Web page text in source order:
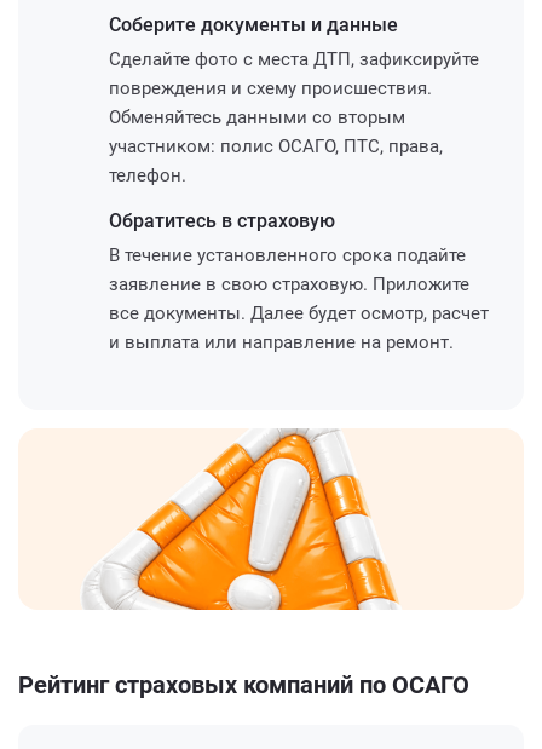
Соберите документы и данные
Сделайте фото с места ДТП, зафиксируйте
повреждения и схему происшествия.
Обменяйтесь данными со вторым
участником: полис ОСАГО, ПТС, права,
телефон.
Обратитесь в страховую
В течение установленного срока подайте
заявление в свою страховую. Приложите
все документы. Далее будет осмотр, расчет
и выплата или направление на ремонт.
Рейтинг страховых компаний по ОСАГО